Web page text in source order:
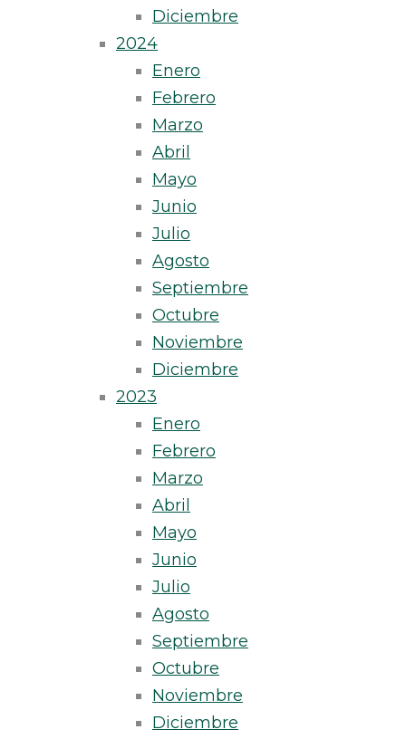
Diciembre
2024
Enero
Febrero
Marzo
Abril
Mayo
Junio
Julio
Agosto
Septiembre
Octubre
Noviembre
Diciembre
2023
Enero
Febrero
Marzo
Abril
Mayo
Junio
Julio
Agosto
Septiembre
Octubre
Noviembre
Diciembre